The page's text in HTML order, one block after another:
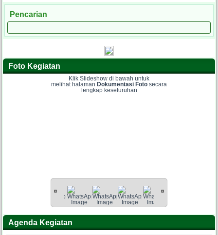
Pencarian
Foto Kegiatan
Klik Slideshow di bawah untuk
melihat halaman Dokumentasi Foto secara
lengkap keseluruhan
Agenda Kegiatan